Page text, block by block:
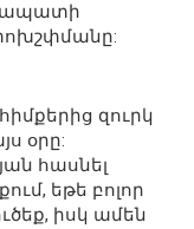
զուրկ
օրը:
հասնել
եթե բոլոր
իսկ ամեն